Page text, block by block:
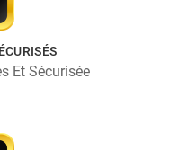
Et Sécurisée